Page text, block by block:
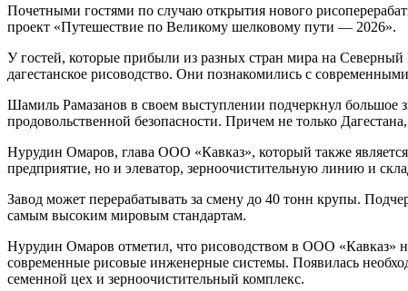
Почетными гостями по случаю открытия нового
проект «Путешествие по Великому шелковому пути — 2026».
У гостей, которые прибыли из разных стран мира на Северный
дагестанское рисоводство. Они познакомились с
Шамиль Рамазанов в своем выступлении подчеркнул большое
продовольственной безопасности. Причем не только
Нурудин Омаров, глава ООО «Кавказ», который также
предприятие, но и элеватор, зерноочистительную линию и
Завод может перерабатывать за смену до 40 тонн крупы.
самым высоким мировым стандартам.
Нурудин Омаров отметил, что рисоводством в ООО «Кавказ»
современные рисовые инженерные системы. Появилась
семенной цех и зерноочистительный комплекс.